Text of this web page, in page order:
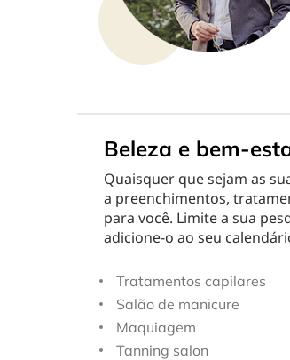
Beleza e bem-
Quaisquer que sejam as
a preenchimentos,
para você. Limite a sua
adicione-o ao seu
Tratamentos capilares
Salão de manicure
Maquiagem
Tanning salon